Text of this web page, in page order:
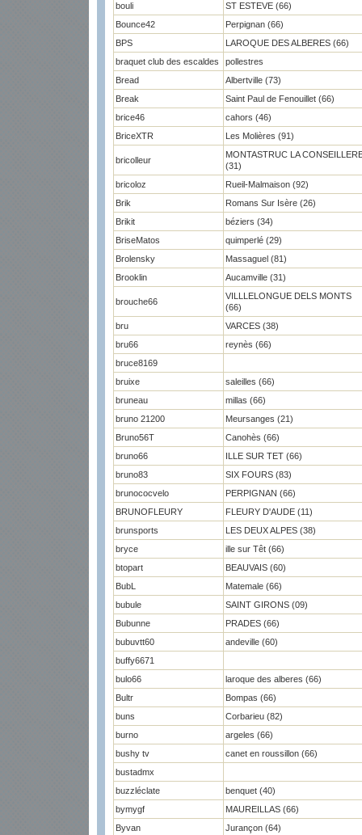
bouli
ST ESTEVE (66)
Bounce42
Perpignan (66)
BPS
LAROQUE DES ALBERES (66)
braquet club des escaldes
pollestres
Bread
Albertville (73)
Break
Saint Paul de Fenouillet (66)
brice46
cahors (46)
BriceXTR
Les Molières (91)
bricolleur
MONTASTRUC LA
(31)
bricoloz
Rueil-Malmaison (92)
Brik
Romans Sur Isère (26)
Brikit
béziers (34)
BriseMatos
quimperlé (29)
Brolensky
Massaguel (81)
Brooklin
Aucamville (31)
brouche66
VILLLELONGUE DELS MONTS
(66)
bru
VARCES (38)
bru66
reynès (66)
bruce8169
bruixe
saleilles (66)
bruneau
millas (66)
bruno 21200
Meursanges (21)
Bruno56T
Canohès (66)
bruno66
ILLE SUR TET (66)
bruno83
SIX FOURS (83)
brunococvelo
PERPIGNAN (66)
BRUNOFLEURY
FLEURY D'AUDE (11)
brunsports
LES DEUX ALPES (38)
bryce
ille sur Têt (66)
btopart
BEAUVAIS (60)
BubL
Matemale (66)
bubule
SAINT GIRONS (09)
Bubunne
PRADES (66)
bubuvtt60
andeville (60)
buffy6671
bulo66
laroque des alberes (66)
Bultr
Bompas (66)
buns
Corbarieu (82)
burno
argeles (66)
bushy tv
canet en roussillon (66)
bustadmx
buzzléclate
benquet (40)
bymygf
MAUREILLAS (66)
Byvan
Jurançon (64)